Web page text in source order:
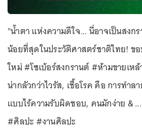
"น้ำตา แห่งความดีใจ... นี่อาจเป็นสงก
น้อยที่สุดในประวัติศาสตร์ชาติไทย! ข
ใหม่ #โซเบ้อร์สงกรานต์ #ห้ามขายเห
น่ากลัวกว่าไวรัส, เชื้อโรค คือ การทำ
แบบไร้ความรับผิดชอบ, คนมักง่าย &
#ศิลปะ #งานศิลปะ